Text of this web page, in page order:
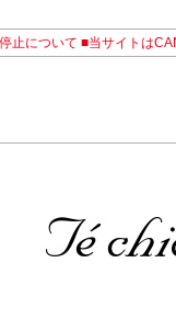
止について ■当サイトは